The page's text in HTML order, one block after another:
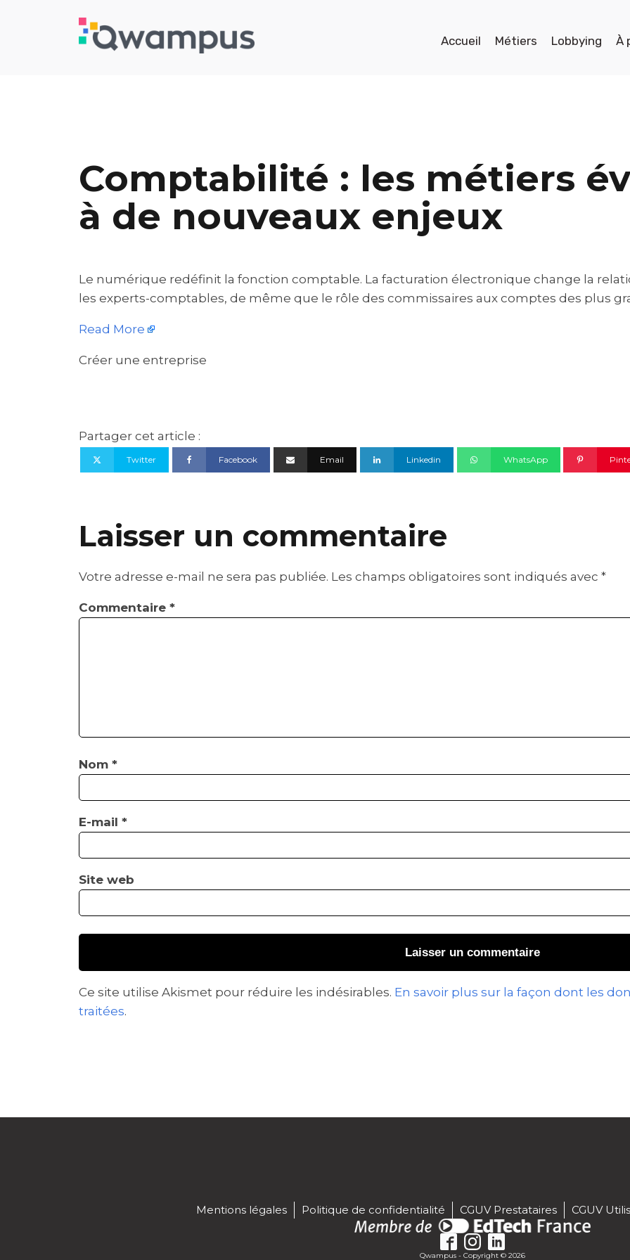
Accueil Métiers Lobbying À
Comptabilité : les métiers
à de nouveaux enjeux
Le numérique redéfinit la fonction comptable. La facturation électronique change la
les experts-comptables, de même que le rôle des commissaires aux comptes des plus
Read More
Créer une entreprise
Partager cet article :
Twitter Facebook Email Linkedin WhatsApp
Laisser un commentaire
Votre adresse e-mail ne sera pas publiée. Les champs obligatoires sont indiqués avec *
Commentaire *
Nom *
E-mail *
Site web
Ce site utilise Akismet pour réduire les indésirables. En savoir plus sur la façon dont les
traitées.
Mentions légales Politique de confidentialité CGUV Prestataires CGUV
Qwampus - Copyright © 2026